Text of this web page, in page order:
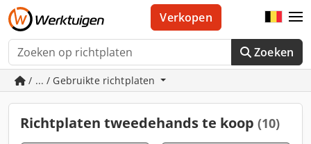
Zoeken
Verkopen
/ ... / Gebruikte richtplaten
Richtplaten tweedehands te koop (10)